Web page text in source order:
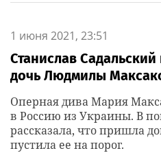
1 июня 2021, 23:51
Станислав
дочь Людмилы
Оперная дива Мария
в Россию из Украины. В
рассказала, что пришла
пустила ее на порог.